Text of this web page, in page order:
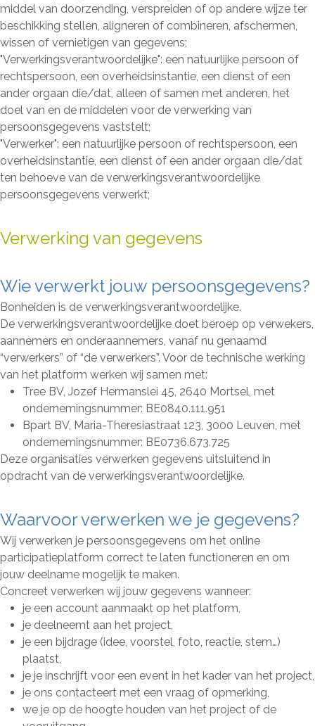
middel van doorzending, verspreiden of op andere wijze ter
beschikking stellen, aligneren of combineren, afschermen,
wissen of vernietigen van gegevens;
"Verwerkingsverantwoordelijke": een natuurlijke persoon of
rechtspersoon, een overheidsinstantie, een dienst of een
ander orgaan die/dat, alleen of samen met anderen, het
doel van en de middelen voor de verwerking van
persoonsgegevens vaststelt;
"Verwerker": een natuurlijke persoon of rechtspersoon, een
overheidsinstantie, een dienst of een ander orgaan die/dat
ten behoeve van de verwerkingsverantwoordelijke
persoonsgegevens verwerkt;
Verwerking van gegevens
Wie verwerkt jouw persoonsgegevens?
Bonheiden is de verwerkingsverantwoordelijke.
De verwerkingsverantwoordelijke doet beroep op verwekers,
aannemers en onderaannemers, vanaf nu genaamd
“verwerkers” of “de verwerkers”. Voor de technische werking
van het platform werken wij samen met:
Tree BV, Jozef Hermanslei 45, 2640 Mortsel, met
ondernemingsnummer: BE0840.111.951
Bpart BV, Maria-Theresiastraat 123, 3000 Leuven, met
ondernemingsnummer: BE0736.673.725
Deze organisaties verwerken gegevens uitsluitend in
opdracht van de verwerkingsverantwoordelijke.
Waarvoor verwerken we je gegevens?
Wij verwerken je persoonsgegevens om het online
participatieplatform correct te laten functioneren en om
jouw deelname mogelijk te maken.
Concreet verwerken wij jouw gegevens wanneer:
je een account aanmaakt op het platform,
je deelneemt aan het project,
je een bijdrage (idee, voorstel, foto, reactie, stem…)
plaatst,
je je inschrijft voor een event in het kader van het project,
je ons contacteert met een vraag of opmerking,
we je op de hoogte houden van het project of de